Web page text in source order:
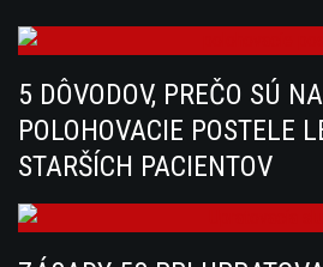
5 DÔVODOV, PREČO SÚ
POLOHOVACIE POSTELE
STARŠÍCH PACIENTOV